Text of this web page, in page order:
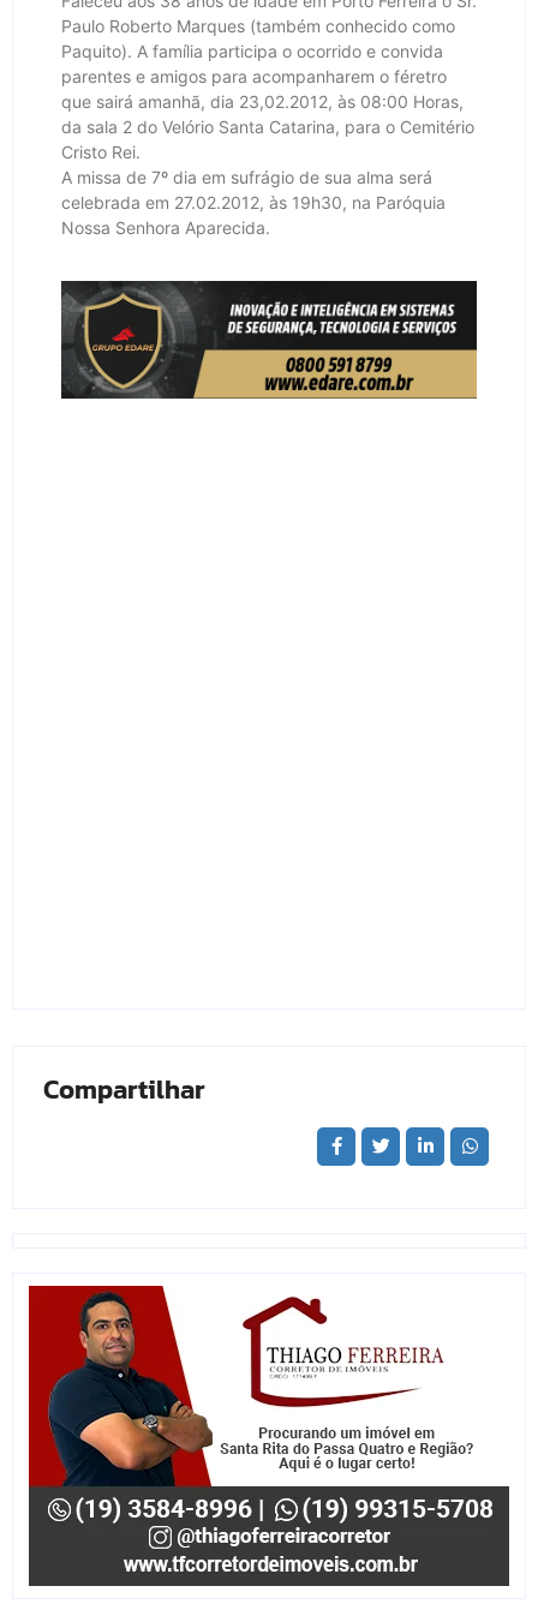
Paulo Roberto Marques (também conhecido como
Paquito). A família participa o ocorrido e convida
parentes e amigos para acompanharem o féretro
que sairá amanhã, dia 23,02.2012, às 08:00 Horas,
da sala 2 do Velório Santa Catarina, para o Cemitério
Cristo Rei.
A missa de 7º dia em sufrágio de sua alma será
celebrada em 27.02.2012, às 19h30, na Paróquia
Nossa Senhora Aparecida.
Compartilhar